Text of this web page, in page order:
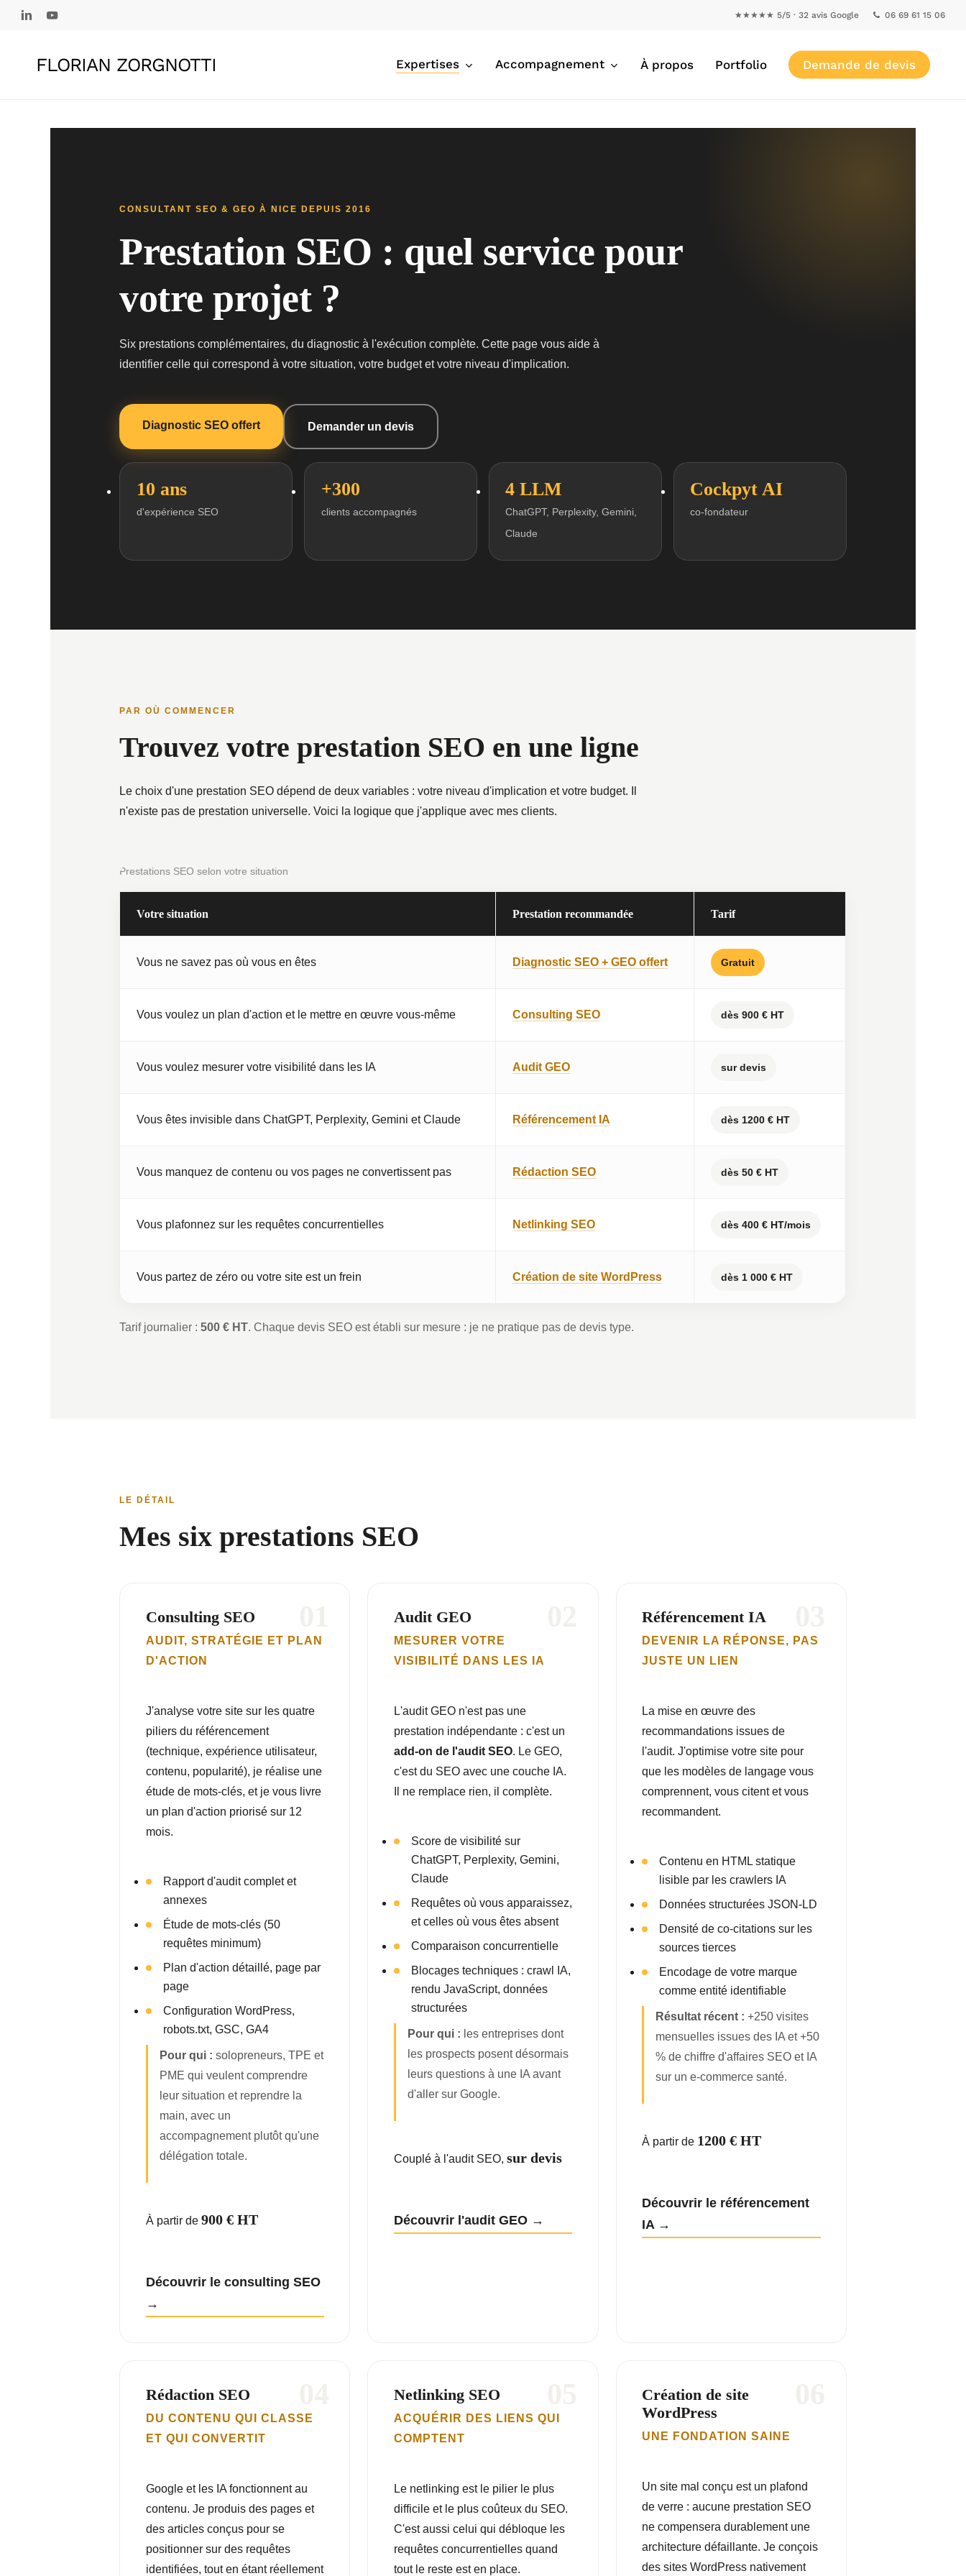
Skip
content
★★★★★ 5/5 · 32 avis Google 06 69 61 15 06
FLORIAN ZORGNOTTI Expertises Accompagnement À propos Portfolio Demande de devis
CONSULTANT SEO & GEO À NICE DEPUIS 2016
Prestation SEO : quel service pour
votre projet ?
Six prestations complémentaires, du diagnostic à l'exécution complète. Cette page vous aide à
identifier celle qui correspond à votre situation, votre budget et votre niveau d'implication.
Diagnostic SEO offert Demander un devis
10 ans
d'expérience SEO
+300
clients accompagnés
4 LLM
ChatGPT, Perplexity, Gemini,
Claude
Cockpyt AI
co-fondateur
PAR OÙ COMMENCER
Trouvez votre prestation SEO en une ligne
Le choix d'une prestation SEO dépend de deux variables : votre niveau d'implication et votre budget. Il
n'existe pas de prestation universelle. Voici la logique que j'applique avec mes clients.
Prestations SEO selon votre situation
Votre situation Prestation recommandée Tarif
Vous ne savez pas où vous en êtes Diagnostic SEO + GEO offert Gratuit
Vous voulez un plan d'action et le mettre en œuvre vous-même Consulting SEO dès 900 € HT
Vous voulez mesurer votre visibilité dans les IA Audit GEO sur devis
Vous êtes invisible dans ChatGPT, Perplexity, Gemini et Claude Référencement IA dès 1200 € HT
Vous manquez de contenu ou vos pages ne convertissent pas Rédaction SEO dès 50 € HT
Vous plafonnez sur les requêtes concurrentielles Netlinking SEO dès 400 € HT/mois
Vous partez de zéro ou votre site est un frein Création de site WordPress dès 1 000 € HT
Tarif journalier :500 € HT. Chaque devis SEO est établi sur mesure : je ne pratique pas de devis type.
LE DÉTAIL
Mes six prestations SEO
Consulting SEO
AUDIT, STRATÉGIE ET PLAN
D'ACTION
J'analyse votre site sur les quatre
piliers du référencement
(technique, expérience utilisateur,
contenu, popularité), je réalise une
étude de mots-clés, et je vous livre
un plan d'action priorisé sur 12
mois.
Rapport d'audit complet et
annexes
Étude de mots-clés (50
requêtes minimum)
Plan d'action détaillé, page par
page
Configuration WordPress,
robots.txt, GSC, GA4
Pour qui : solopreneurs, TPE et
PME qui veulent comprendre
leur situation et reprendre la
main, avec un
accompagnement plutôt qu'une
délégation totale.
À partir de 900 € HT
Découvrir le consulting SEO
Audit GEO
MESURER VOTRE
VISIBILITÉ DANS LES IA
L'audit GEO n'est pas une
prestation indépendante : c'est un
add-on de l'audit SEO. Le GEO,
c'est du SEO avec une couche IA.
Il ne remplace rien, il complète.
Score de visibilité sur
ChatGPT, Perplexity, Gemini,
Claude
Requêtes où vous apparaissez,
et celles où vous êtes absent
Comparaison concurrentielle
Blocages techniques : crawl IA,
rendu JavaScript, données
structurées
Pour qui : les entreprises dont
les prospects posent désormais
leurs questions à une IA avant
d'aller sur Google.
Couplé à l'audit SEO, sur devis
Découvrir l'audit GEO
Référencement IA
DEVENIR LA RÉPONSE, PAS
JUSTE UN LIEN
La mise en œuvre des
recommandations issues de
l'audit. J'optimise votre site pour
que les modèles de langage vous
comprennent, vous citent et vous
recommandent.
Contenu en HTML statique
lisible par les crawlers IA
Données structurées JSON-LD
Densité de co-citations sur les
sources tierces
Encodage de votre marque
comme entité identifiable
Résultat récent : +250 visites
mensuelles issues des IA et +50
% de chiffre d'affaires SEO et IA
sur un e-commerce santé.
À partir de 1200 € HT
Découvrir le référencement
IA
Rédaction SEO
DU CONTENU QUI CLASSE
ET QUI CONVERTIT
Google et les IA fonctionnent au
contenu. Je produis des pages et
des articles conçus pour se
positionner sur des requêtes
identifiées, tout en étant réellement
Netlinking SEO
ACQUÉRIR DES LIENS QUI
COMPTENT
Le netlinking est le pilier le plus
difficile et le plus coûteux du SEO.
C'est aussi celui qui débloque les
requêtes concurrentielles quand
tout le reste est en place.
Création de site
WordPress
UNE FONDATION SAINE
Un site mal conçu est un plafond
de verre : aucune prestation SEO
ne compensera durablement une
architecture défaillante. Je conçois
des sites WordPress nativement